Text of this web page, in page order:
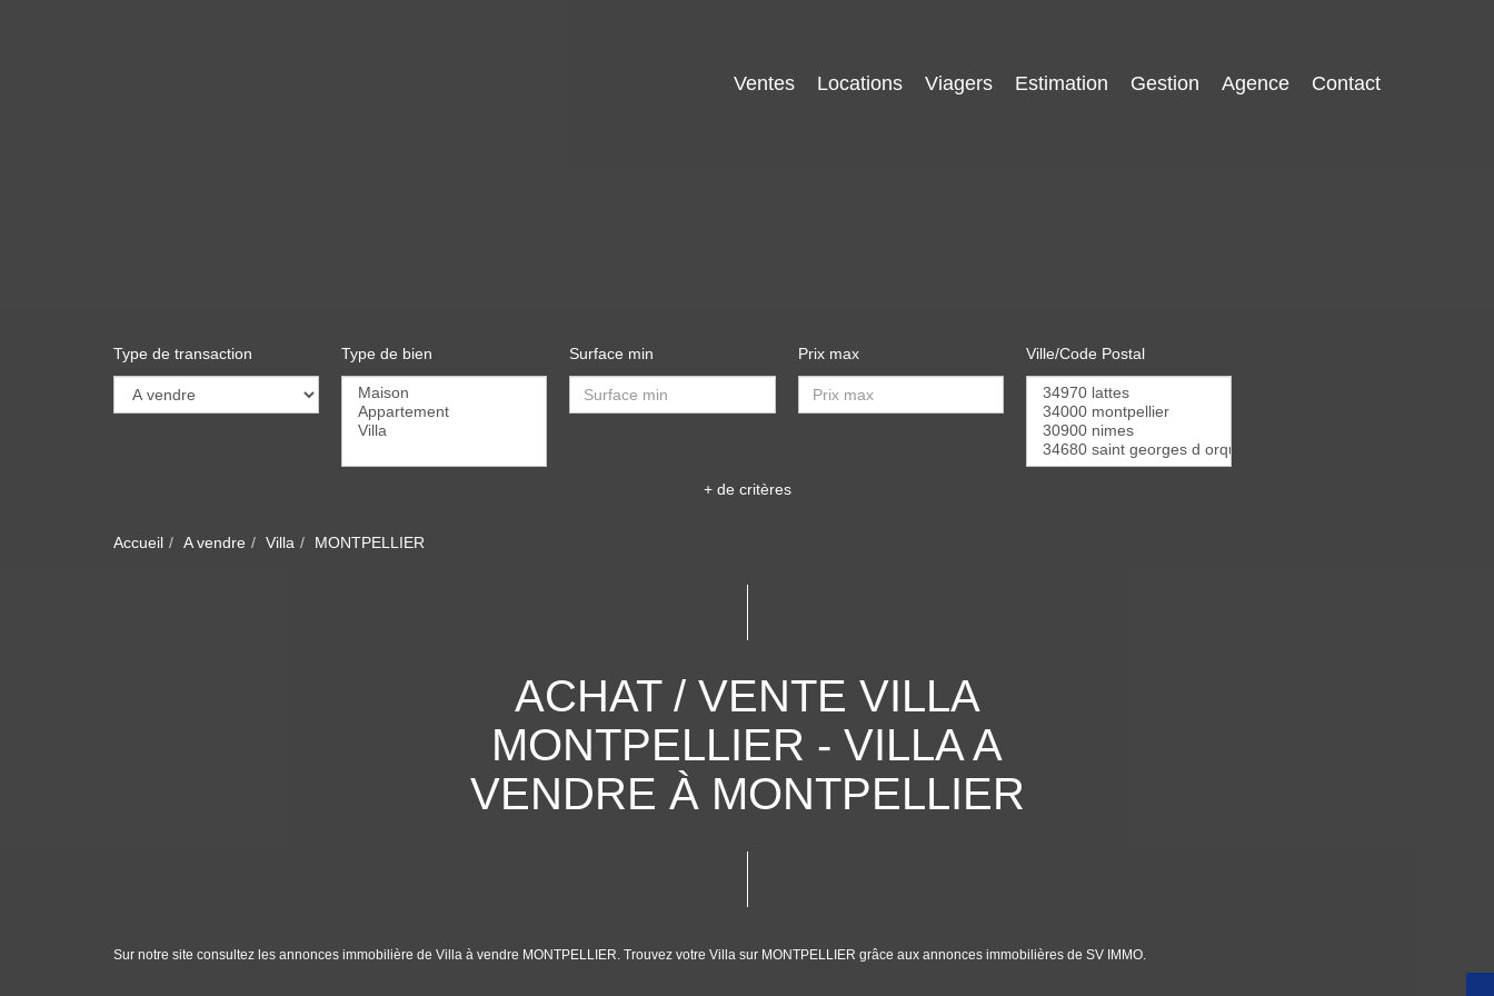
Ventes Locations Viagers Estimation Gestion Agence Contact
Type de transaction Type de bien Surface min Prix max Ville/Code Postal
+ de critères
Accueil A vendre Villa MONTPELLIER
ACHAT / VENTE VILLA
MONTPELLIER - VILLA A
VENDRE À MONTPELLIER
Sur notre site consultez les annonces immobilière de Villa à vendre MONTPELLIER. Trouvez votre Villa sur MONTPELLIER grâce aux annonces immobilières de SV IMMO.